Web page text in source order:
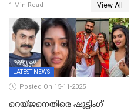
1 Min Read View All
LATEST NEWS
Posted On 15-11-2025
റെയ്ജനെതിരെ ഷൂട്ടിംഗ്